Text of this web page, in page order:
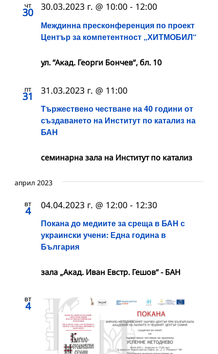
чт
30
Междинна пресконференция по проект
Център за компетентност „ХИТМОБИЛ“
30.03.2023 г. @ 10:00 - 12:00
ул. “Акад. Георги Бончев“, бл. 10
пт
31
Тържествено честване на 40 години от
създаването на Институт по катализ на
БАН
31.03.2023 г. @ 11:00
семинарна зала на Институт по катализ
април 2023
вт
4
Покана до медиите за среща в БАН с
украински учени: Една година в
България
04.04.2023 г. @ 12:00 - 12:30
зала „Акад. Иван Евстр. Гешов“ - БАН
вт
4